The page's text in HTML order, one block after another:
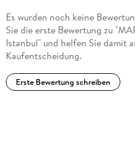
Es wurden noch keine
Sie die erste Bewertung zu
Istanbul" und helfen Sie damit
Kaufentscheidung.
Erste Bewertung schreiben